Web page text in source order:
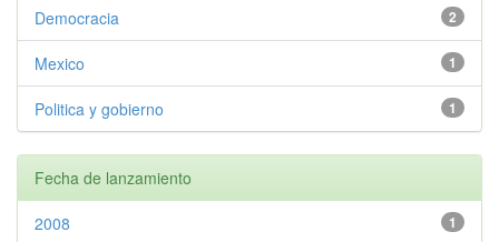
2
Democracia
1
Mexico
1
Politica y gobierno
Fecha de lanzamiento
1
2008